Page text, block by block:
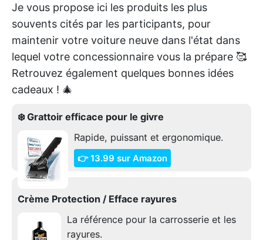
Je vous propose ici les produits les plus
souvents cités par les participants, pour
maintenir votre voiture neuve dans l'état dans
lequel votre concessionnaire vous la prépare 🥰
Retrouvez également quelques bonnes idées
cadeaux ! 🎄
❄️ Grattoir efficace pour le givre
Rapide, puissant et ergonomique.
👉 13.99 sur Amazon
Crème Protection / Efface rayures
La référence pour la carrosserie et les
rayures.